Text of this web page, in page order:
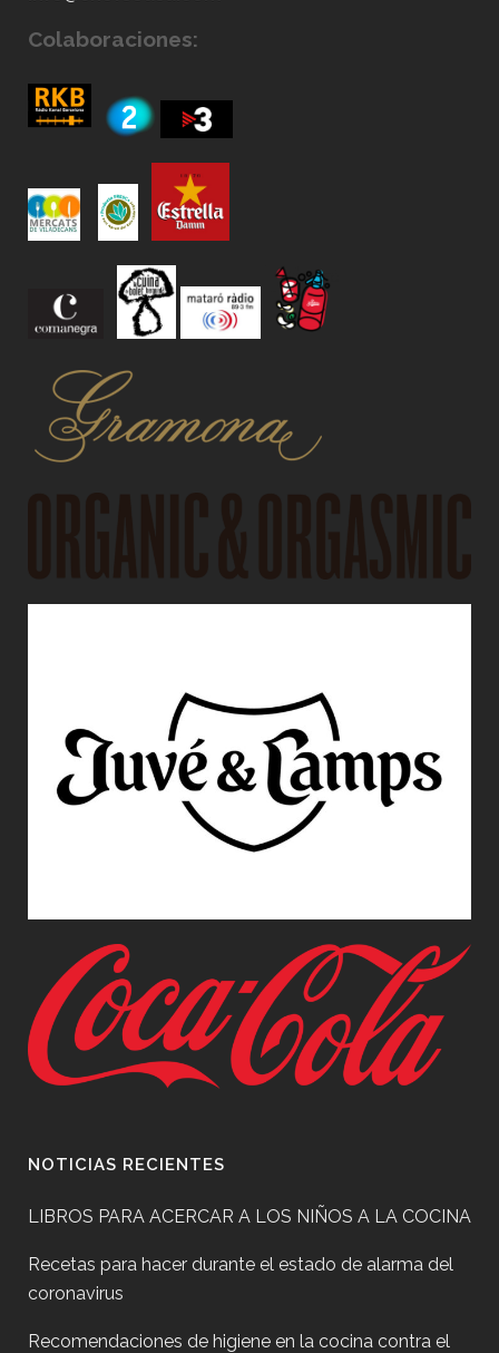
Colaboraciones:
NOTICIAS RECIENTES
LIBROS PARA ACERCAR A LOS NIÑOS A LA COCINA
Recetas para hacer durante el estado de alarma del
coronavirus
Recomendaciones de higiene en la cocina contra el